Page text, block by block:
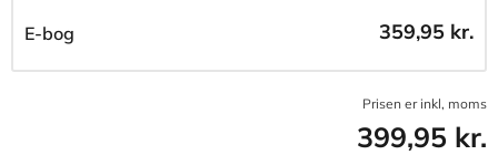
E-bog 359,95 kr.
Prisen er inkl, moms
399,95 kr.